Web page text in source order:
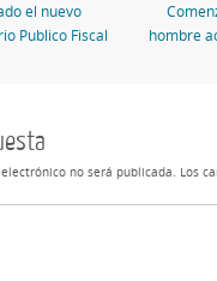
el nuevo
Publico Fiscal
hombre
no será publicada. Los